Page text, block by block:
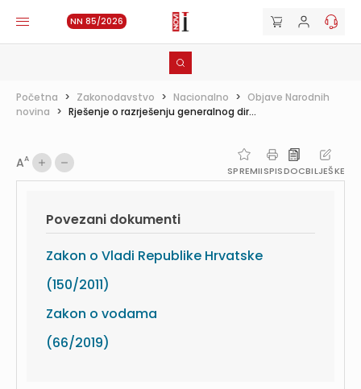
NN 85/2026
Početna > Zakonodavstvo > Nacionalno > Objave Narodnih
novina > Rješenje o razrješenju generalnog dir...
AA
SPREMIISPISDOCBILJEŠKE
Povezani dokumenti
Zakon o Vladi Republike Hrvatske
(150/2011)
Zakon o vodama
(66/2019)